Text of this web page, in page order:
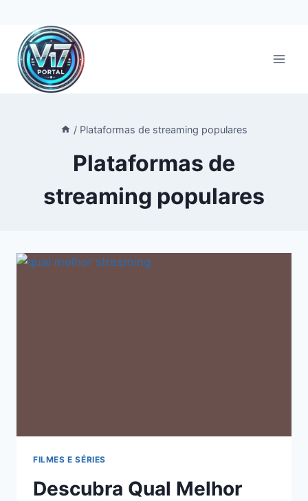
Pular
para
Conteúdo
/ Plataformas de streaming populares
Plataformas de
streaming populares
FILMES E SÉRIES
Descubra Qual Melhor